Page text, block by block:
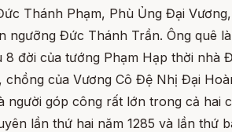
Thánh Phạm, Phù Ủng Đại
ngưỡng Đức Thánh Trần. Ông quê
8 đời của tướng Phạm Hạp thời nhà
chồng của Vương Cô Đệ Nhị Đại
người góp công rất lớn trong cả hai
lần thứ hai năm 1285 và lần thứ